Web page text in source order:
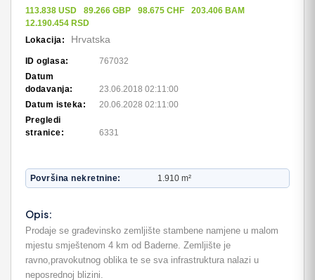
113.838 USD 89.266 GBP 98.675 CHF
203.406 BAM
12.190.454 RSD
Lokacija:
Hrvatska
ID oglasa:
767032
Datum
dodavanja:
23.06.2018 02:11:00
Datum isteka:
20.06.2028 02:11:00
Pregledi
stranice:
6331
Površina nekretnine 1.910 m²
Opis:
Prodaje se građevinsko zemljište stambene namjene u malom
mjestu smještenom 4 km od Baderne. Zemljište je
ravno,pravokutnog oblika te se sva infrastruktura nalazi u
neposrednoj blizini.